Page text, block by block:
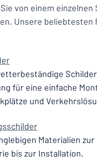
von einem
Unsere
für eine einfache
und
Materialien
bis zur Installation.